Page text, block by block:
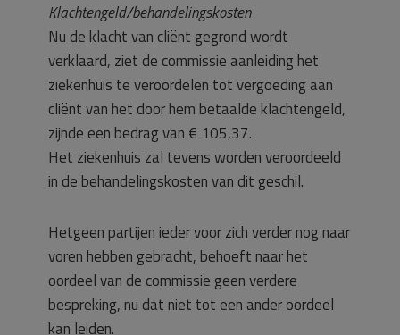
Klachtengeld/behandelingskosten
Nu de klacht van cliënt gegrond wordt
verklaard, ziet de commissie aanleiding het
ziekenhuis te veroordelen tot vergoeding aan
cliënt van het door hem betaalde klachtengeld,
zijnde een bedrag van € 105,37.
Het ziekenhuis zal tevens worden veroordeeld
in de behandelingskosten van dit geschil.
Hetgeen partijen ieder voor zich verder nog naar
voren hebben gebracht, behoeft naar het
oordeel van de commissie geen verdere
bespreking, nu dat niet tot een ander oordeel
kan leiden.